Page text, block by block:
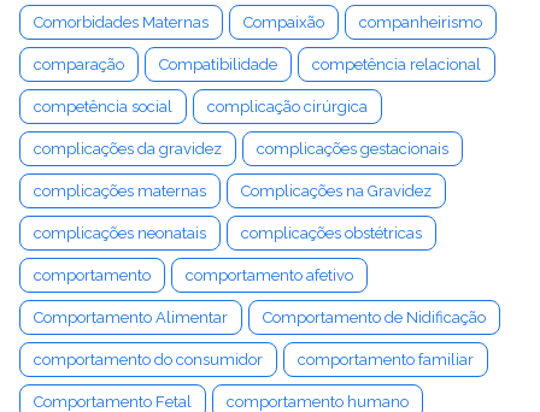
Comorbidades Maternas Compaixão companheirismo
comparação Compatibilidade competência relacional
competência social complicação cirúrgica
complicações da gravidez complicações gestacionais
complicações maternas Complicações na Gravidez
complicações neonatais complicações obstétricas
comportamento comportamento afetivo
Comportamento Alimentar Comportamento de Nidificação
comportamento do consumidor comportamento familiar
Comportamento Fetal comportamento humano